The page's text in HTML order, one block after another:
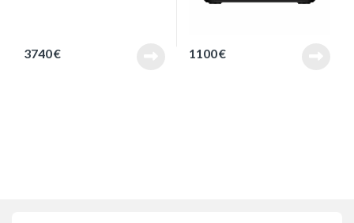
3740€ 1100€